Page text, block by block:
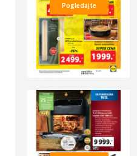
Pogledajte